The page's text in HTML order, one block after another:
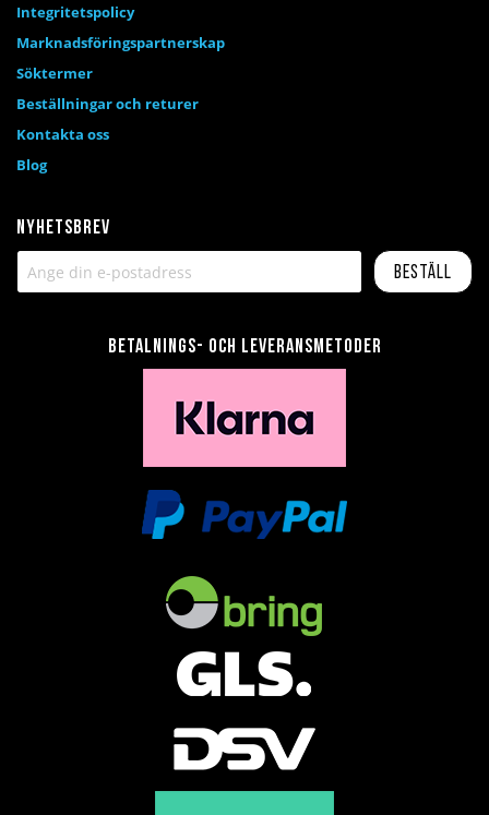
Nyhetsbrev
Beställ
Betalnings- och leveransmetoder
Integritetspolicy
Marknadsföringspartnerskap
Söktermer
Beställningar och returer
Kontakta oss
Blog